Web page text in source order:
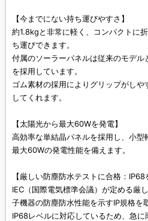
【今までにない持ち運びやすさ】
約1.8kgと非常に軽く、コンパクトに
ち運びできます。
付属のソーラーパネルは従来のモデ
を採用しています。
ゴム素材の採用によりグリップがし
してくれます。
【太陽光から最大60Wを発電】
高効率な単結晶パネルを採用し、小型
最大60Wの発電性能を備えます。
【厳しい防塵防水テストに合格：IP68
IEC（国際電気標準会議）が定める厳
子機器の防塵防水性能を示すIP規格を
IP68レベルに対応しているため、急